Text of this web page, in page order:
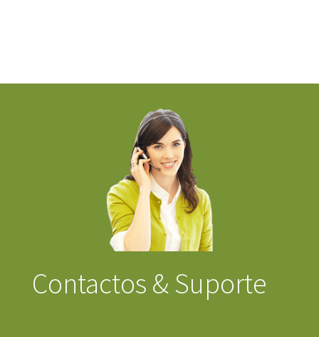
Contactos & Suporte